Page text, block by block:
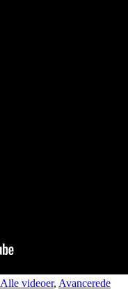
Alle videoer, Avancerede